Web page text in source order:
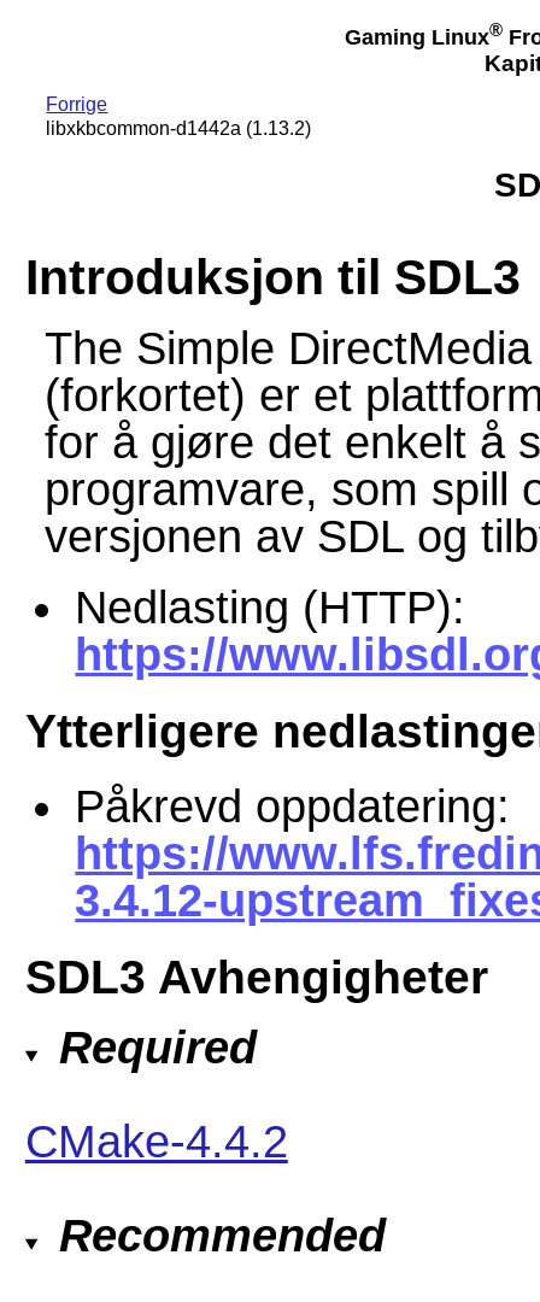
Gaming Linux®
Forrige
libxkbcommon-d1442a (1.13.2)
Introduksjon til SDL3
The Simple
(forkortet) er et
for å gjøre det enkelt å
programvare, som spill
versjonen av SDL og
Nedlasting (HTTP):
https://
Ytterligere
Påkrevd oppdatering:
https://
3.4.12-
SDL3 Avhengigheter
Required
CMake-4.4.2
Recommended